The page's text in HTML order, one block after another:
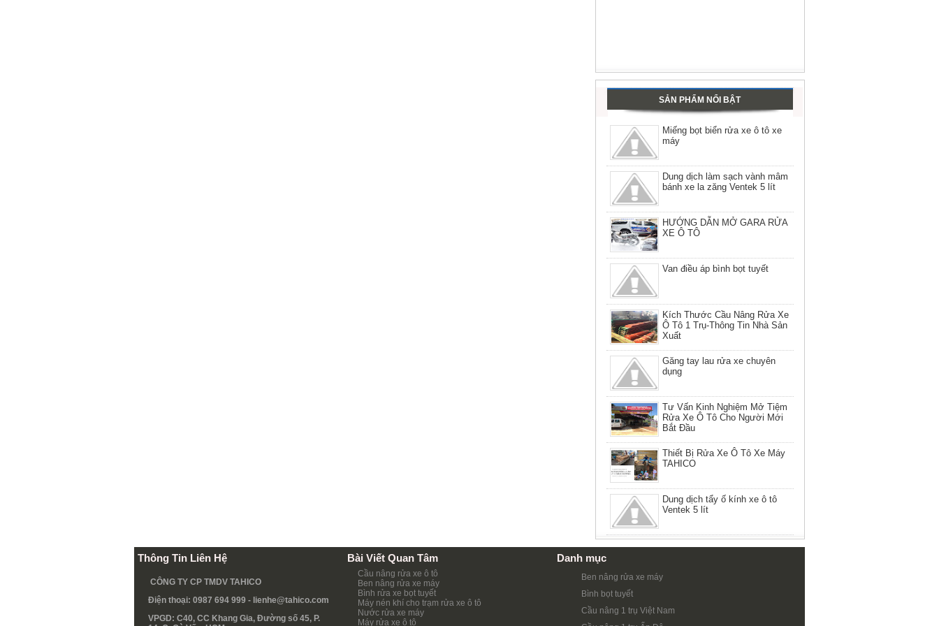
SẢN PHẨM NỔI BẬT
Miếng bọt biển rửa xe ô tô xe
máy
Dung dịch làm sạch vành mâm
bánh xe la zăng Ventek 5 lít
HƯỚNG DẪN MỞ GARA RỬA
XE Ô TÔ
Van điều áp bình bọt tuyết
Kích Thước Cầu Nâng Rửa Xe
Ô Tô 1 Trụ-Thông Tin Nhà Sản
Xuất
Găng tay lau rửa xe chuyên
dụng
Tư Vấn Kinh Nghiệm Mở Tiệm
Rửa Xe Ô Tô Cho Người Mới
Bắt Đầu
Thiết Bị Rửa Xe Ô Tô Xe Máy
TAHICO
Dung dịch tẩy ố kính xe ô tô
Ventek 5 lít
Thông Tin Liên Hệ
CÔNG TY CP TMDV TAHICO
Điện thoại: 0987 694 999 - lienhe@tahico.com
VPGD: C40, CC Khang Gia, Đường số 45, P.
Bài Viết Quan Tâm
Cầu nâng rửa xe ô tô
Ben nâng rửa xe máy
Bình rửa xe bọt tuyết
Máy nén khí cho trạm rửa xe ô tô
Nước rửa xe máy
Máy rửa xe ô tô
Danh mục
Ben nâng rửa xe máy
Bình bọt tuyết
Cầu nâng 1 trụ Việt Nam